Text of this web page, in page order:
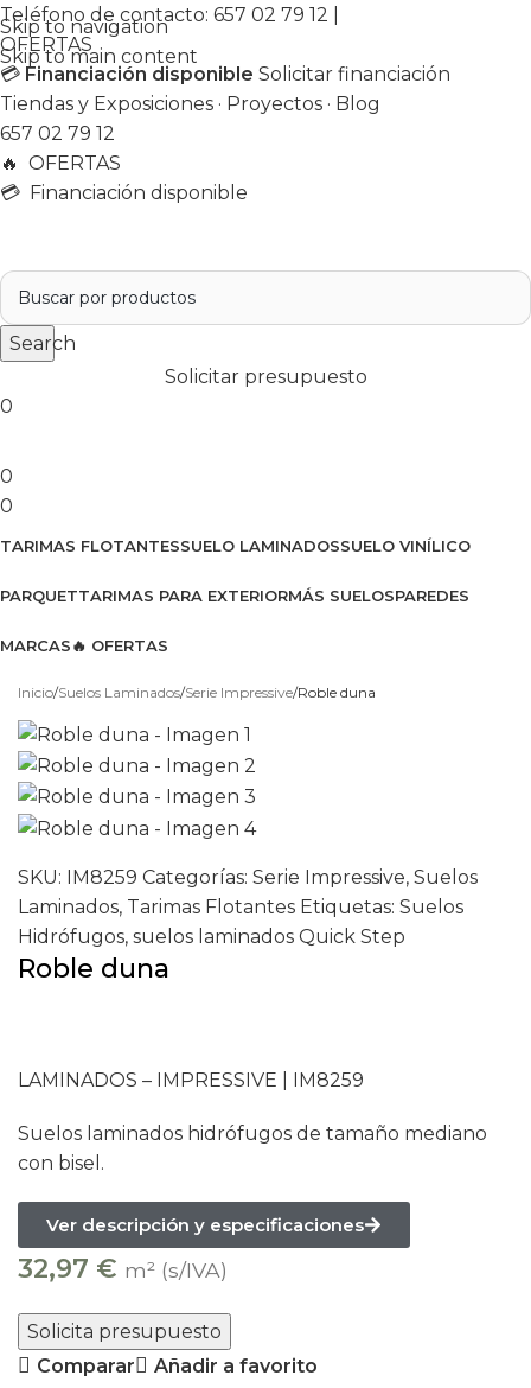
Skip to navigation
Skip to main content
Teléfono de contacto: 657 02 79 12
OFERTAS
💳 Financiación disponible Solicitar financiación
Tiendas y Exposiciones · Proyectos · Blog
657 02 79 12
🔥 OFERTAS
💳 Financiación disponible
Search
Solicitar presupuesto
0
0
0
TARIMAS FLOTANTESSUELO LAMINADOSSUELO VINÍLICO
PARQUETTARIMAS PARA EXTERIORMÁS SUELOSPAREDES
MARCAS🔥 OFERTAS
Ver catálogo 2026
Inicio Suelos Laminados Serie Impressive Roble duna
SKU: IM8259 Categorías: Serie Impressive, Suelos
Laminados, Tarimas Flotantes Etiquetas: Suelos
Hidrófugos, suelos laminados Quick Step
Roble duna
LAMINADOS – IMPRESSIVE | IM8259
Suelos laminados hidrófugos de tamaño mediano
con bisel.
Ver descripción y especificaciones
32,97 € m² (s/IVA)
Solicita presupuesto
Comparar
Añadir a favorito